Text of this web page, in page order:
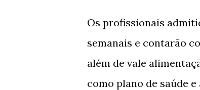
Os profissionais
semanais e contarão
além de vale
como plano de saúde